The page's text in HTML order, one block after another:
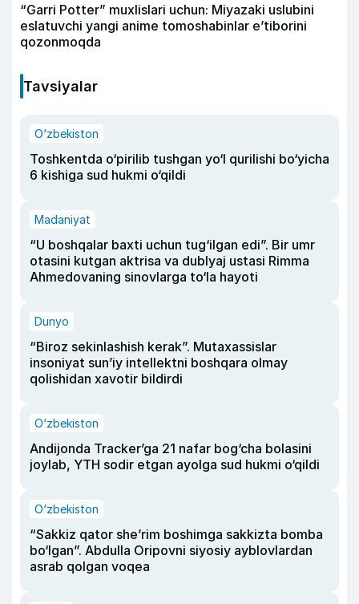
“Garri Potter” muxlislari uchun: Miyazaki uslubini
eslatuvchi yangi anime tomoshabinlar e’tiborini
qozonmoqda
Tavsiyalar
O‘zbekiston
Toshkentda o‘pirilib tushgan yo‘l qurilishi bo‘yicha
6 kishiga sud hukmi o‘qildi
Madaniyat
“U boshqalar baxti uchun tug‘ilgan edi”. Bir umr
otasini kutgan aktrisa va dublyaj ustasi Rimma
Ahmedovaning sinovlarga to‘la hayoti
Dunyo
“Biroz sekinlashish kerak”. Mutaxassislar
insoniyat sun’iy intellektni boshqara olmay
qolishidan xavotir bildirdi
O‘zbekiston
Andijonda Tracker’ga 21 nafar bog‘cha bolasini
joylab, YTH sodir etgan ayolga sud hukmi o‘qildi
O‘zbekiston
“Sakkiz qator she’rim boshimga sakkizta bomba
bo‘lgan”. Abdulla Oripovni siyosiy ayblovlardan
asrab qolgan voqea